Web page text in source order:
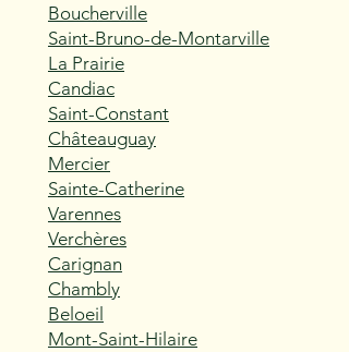
Boucherville
Saint-Bruno-de-Montarville
La Prairie
Candiac
Saint-Constant
Châteauguay
Mercier
Sainte-Catherine
Varennes
Verchères
Carignan
Chambly
Beloeil
Mont-Saint-Hilaire